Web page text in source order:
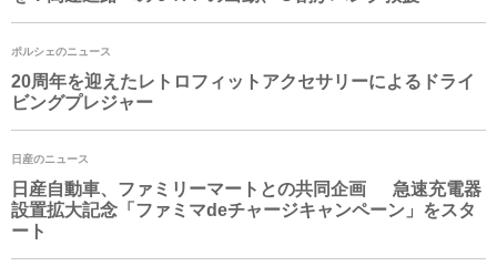
ポルシェのニュース
20周年を迎えたレトロフィットアクセサリーによるドライ
ビングプレジャー
日産のニュース
日産自動車、ファミリーマートとの共同企画 急速充電器
設置拡大記念「ファミマdeチャージキャンペーン」をスタ
ート